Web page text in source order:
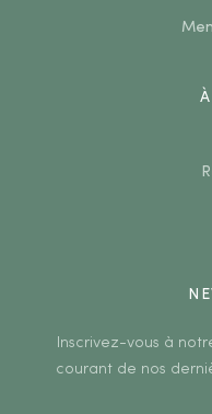
Inscrivez-vous à
courant de nos